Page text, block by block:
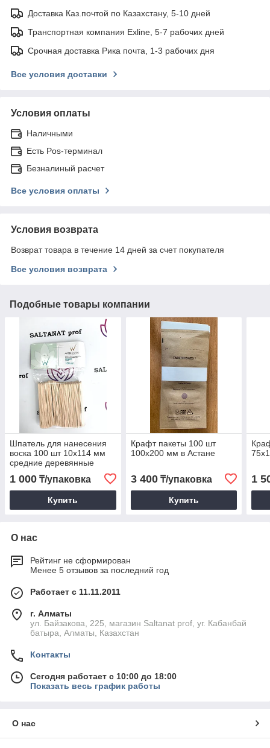
Доставка Каз.почтой по Казахстану, 5-10 дней
Транспортная компания Exline, 5-7 рабочих дней
Срочная доставка Рика почта, 1-3 рабочих дня
Все условия доставки
Условия оплаты
Наличными
Есть Pos-терминал
Безналиный расчет
Все условия оплаты
Условия возврата
Возврат товара в течение 14 дней за счет покупателя
Все условия возврата
Подобные товары компании
Шпатель для нанесения
воска 100 шт 10х114 мм
средние деревянные
ITALWAX
1 000 ₸/упаковка
Купить
Крафт пакеты 100 шт
100х200 мм в Астане
3 400₸/упаковка
Купить
1
О нас
Рейтинг не сформирован
Менее 5 отзывов за последний год
Работает с 11.11.2011
г. Алматы
ул. Байзакова, 225, магазин Saltanat prof, уг. Кабанбай
батыра, Алматы, Казахстан
Контакты
Сегодня работает с 10:00 до 18:00
Показать весь график работы
О нас